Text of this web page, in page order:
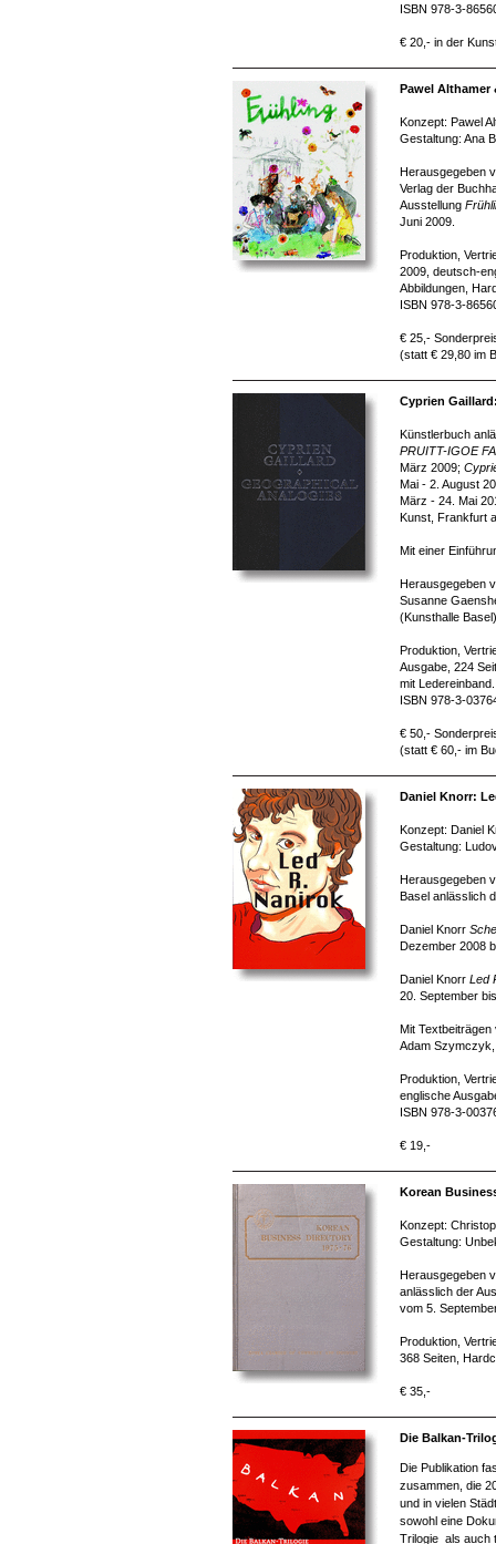
ISBN 978-3-
€ 20,- in der
Pawel
Konzept: Pawel
Gestaltung: Ana
Herausgegeben
Verlag der
Ausstellung
Juni 2009.
Produktion,
2009, deutsch-
Abbildungen,
ISBN 978-3-
€ 25,-
(statt € 29,80 im
Cyprien
Künstlerbuch
PRUITT-IGOE
März 2009;
Mai - 2. August
März - 24. Mai
Kunst, Frankfurt
Mit einer
Herausgegeben
Susanne
(Kunsthalle
Produktion,
Ausgabe, 224
mit Ledereinband.
ISBN 978-3-
€ 50,-
(statt € 60,- im
Daniel Knorr:
Konzept: Daniel
Gestaltung:
Herausgegeben
Basel anlässlich
Daniel Knorr
Dezember 2008
Daniel Knorr Led
20. September
Mit Textbeiträgen
Adam Szymczyk,
Produktion,
englische
ISBN 978-3-
€ 19,-
Korean
Konzept:
Gestaltung:
Herausgegeben
anlässlich der
vom 5.
Produktion,
368 Seiten,
€ 35,-
Die Balkan-
Die Publikation
zusammen, die
und in vielen
sowohl eine
Trilogie als auch